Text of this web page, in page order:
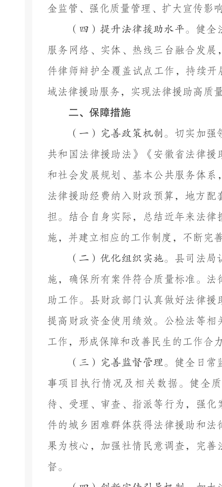
金监管、强化质量管理、扩大宣传影
（四）提升法律援助水平。 健全
服务网络、实体、热线三台融合发
件律师辩护全覆盖试点工作，持续开
域法律援助服务，实现法律援助高质
二、保障措施
（一）完善政策机制。 切实加强
共和国法律援助法》《安徽省法律
和社会发展规划、基本公共服务体
法律援助经费纳入财政预算，地方
担。结合自身实际，总结近年来法
施，并建立相应的工作制度，不断完
（二）优化组织实施。 县司法局
施，确保所有案件符合质量标准。
助工作。县财政部门认真做好法律
提高财政资金使用绩效。公检法等
工作，形成保障和改善民生的工作合
（三）完善监督管理。 健全日常
事项目执行情况及相关数据。健全
待、受理、审查、指派等行为，强
件的城乡困难群体获得法律援助和
果为核心，加强社情民意调查，完
督。